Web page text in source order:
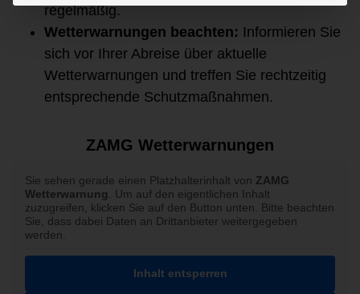
regelmäßig.
Wetterwarnungen beachten: Informieren Sie
sich vor Ihrer Abreise über aktuelle
Wetterwarnungen und treffen Sie rechtzeitig
entsprechende Schutzmaßnahmen.
ZAMG Wetterwarnungen
Sie sehen gerade einen Platzhalterinhalt von ZAMG
Wetterwarnung
. Um auf den eigentlichen Inhalt
zuzugreifen, klicken Sie auf den Button unten. Bitte beachten
Sie, dass dabei Daten an Drittanbieter weitergegeben
werden.
Inhalt entsperren